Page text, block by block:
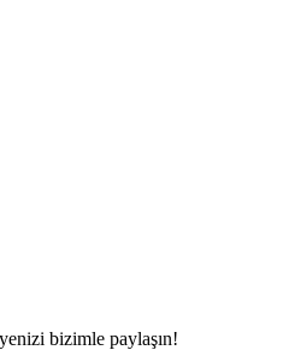
bizimle paylaşın!